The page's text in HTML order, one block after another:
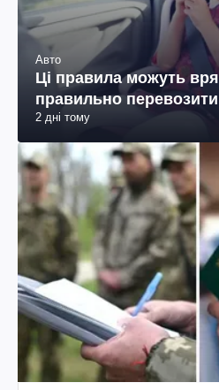
Авто
Ці правила можуть
правильно
2 дні тому